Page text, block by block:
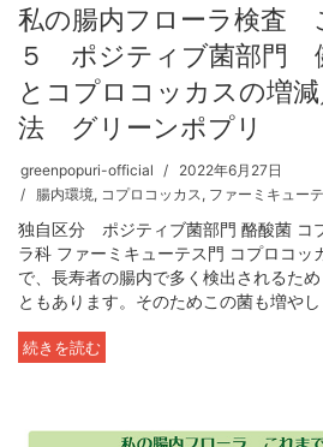
私の腸内フローラ検査
５ ポジティブ菌部門
とコプロコッカスの増
法 グリーンポプリ
greenpopuri-official
2022年6月27日
腸内環境, コプロコッカス , ファーミキュー
独自区分 ポジティブ菌部門 酪酸菌 コ
ラ科 ファーミキューテス門 コプロコッ
で、長寿者の腸内で多く検出されるた
ともあります。そのためこの菌も増や
続きを読む